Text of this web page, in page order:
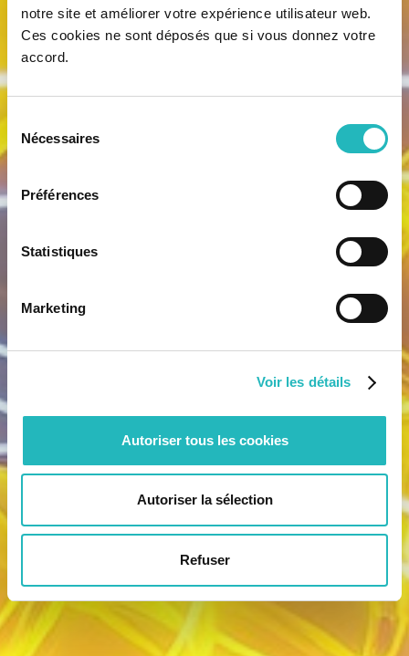
notre site et améliorer votre expérience utilisateur web.
Ces cookies ne sont déposés que si vous donnez votre
accord.
Nécessaires
Préférences
Statistiques
Marketing
Voir les détails
Autoriser tous les cookies
Autoriser la sélection
Refuser